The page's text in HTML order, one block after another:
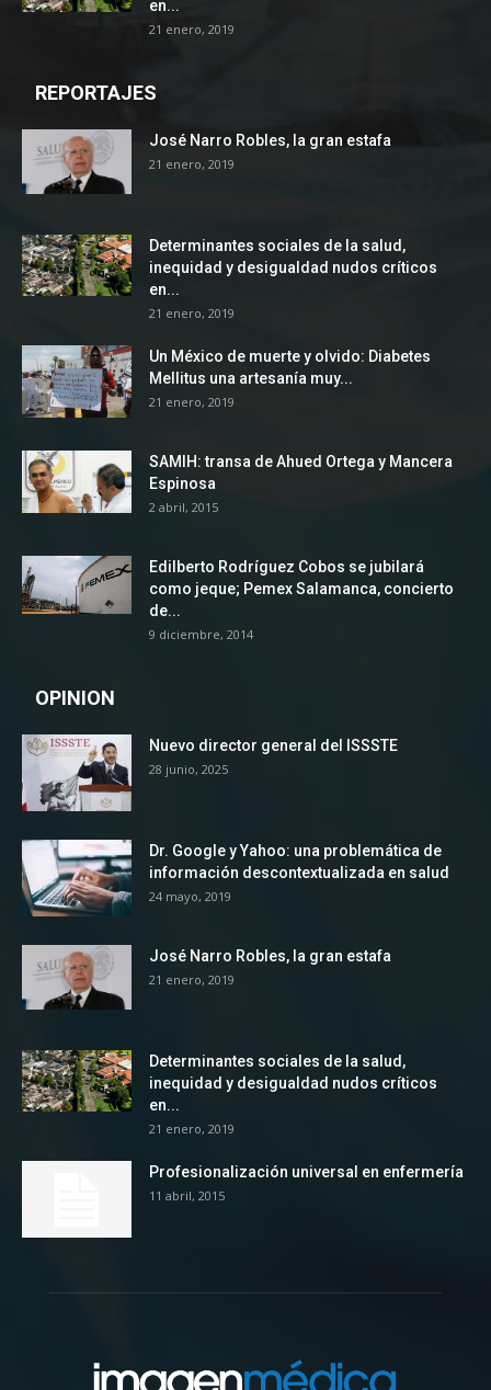
en...
21 enero, 2019
REPORTAJES
José Narro Robles, la gran estafa
21 enero, 2019
Determinantes sociales de la salud,
inequidad y desigualdad nudos críticos
en...
21 enero, 2019
Un México de muerte y olvido: Diabetes
Mellitus una artesanía muy...
21 enero, 2019
SAMIH: transa de Ahued Ortega y Mancera
Espinosa
2 abril, 2015
Edilberto Rodríguez Cobos se jubilará
como jeque; Pemex Salamanca, concierto
de...
9 diciembre, 2014
OPINION
Nuevo director general del ISSSTE
28 junio, 2025
Dr. Google y Yahoo: una problemática de
información descontextualizada en salud
24 mayo, 2019
José Narro Robles, la gran estafa
21 enero, 2019
Determinantes sociales de la salud,
inequidad y desigualdad nudos críticos
en...
21 enero, 2019
Profesionalización universal en enfermería
11 abril, 2015